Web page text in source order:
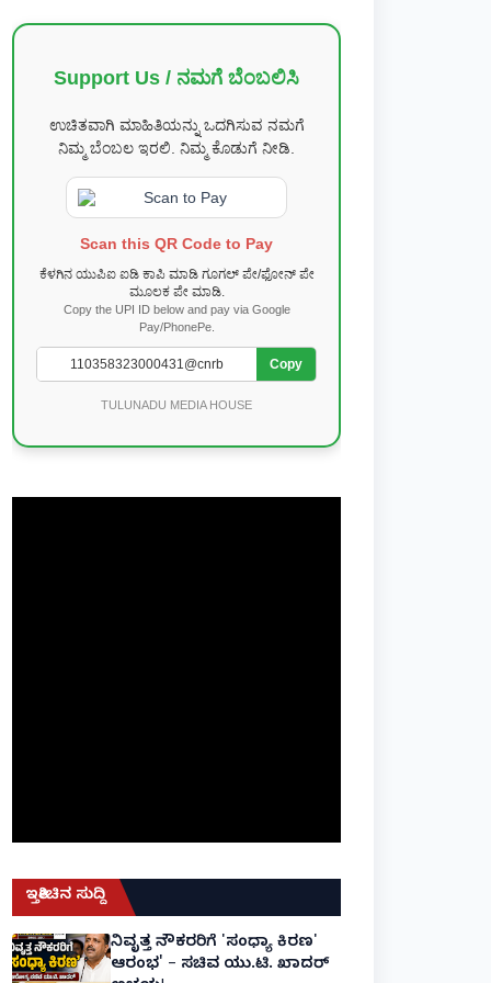
Support Us / ನಮಗೆ ಬೆಂಬಲಿಸಿ
ಉಚಿತವಾಗಿ ಮಾಹಿತಿಯನ್ನು ಒದಗಿಸುವ ನಮಗೆ
ನಿಮ್ಮ ಬೆಂಬಲ ಇರಲಿ. ನಿಮ್ಮ ಕೊಡುಗೆ ನೀಡಿ.
Scan this QR Code to Pay
ಕೆಳಗಿನ ಯುಪಿಐ ಐಡಿ ಕಾಪಿ ಮಾಡಿ ಗೂಗಲ್ ಪೇ/ಫೋನ್ ಪೇ
ಮೂಲಕ ಪೇ ಮಾಡಿ.
Copy the UPI ID below and pay via Google
Pay/PhonePe.
Copy
TULUNADU MEDIA HOUSE
ಇತ್ತೀಚಿನ ಸುದ್ದಿ
ನಿವೃತ್ತ ನೌಕರರಿಗೆ 'ಸಂಧ್ಯಾ ಕಿರಣ'
ಆರಂಭ' – ಸಚಿವ ಯು.ಟಿ. ಖಾದರ್